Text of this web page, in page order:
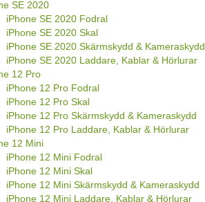
SE 2020
iPhone SE 2020 Fodral
iPhone SE 2020 Skal
iPhone SE 2020 Skärmskydd & Kameraskydd
iPhone SE 2020 Laddare, Kablar & Hörlurar
12 Pro
iPhone 12 Pro Fodral
iPhone 12 Pro Skal
iPhone 12 Pro Skärmskydd & Kameraskydd
iPhone 12 Pro Laddare, Kablar & Hörlurar
12 Mini
iPhone 12 Mini Fodral
iPhone 12 Mini Skal
iPhone 12 Mini Skärmskydd & Kameraskydd
iPhone 12 Mini Laddare, Kablar & Hörlurar